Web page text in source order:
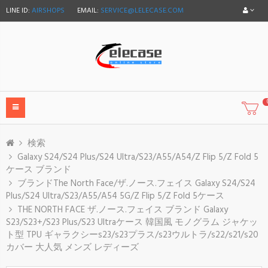
LINE ID: AIRSHOPS EMAIL: SERVICE@LELECASE.COM
検索
Galaxy S24/S24 Plus/S24 Ultra/S23/A55/A54/Z Flip 5/Z Fold 5
ケース ブランド
ブランドThe North Face/ザ.ノース.フェイス Galaxy S24/S24
Plus/S24 Ultra/S23/A55/A54 5G/Z Flip 5/Z Fold 5ケース
THE NORTH FACE ザ.ノース.フェイス ブランド Galaxy
S23/S23+/S23 Plus/S23 Ultraケース 韓国風 モノグラム ジャケッ
ト型 TPU ギャラクシーs23/s23プラス/s23ウルトラ/s22/s21/s20
カバー 大人気 メンズ レディーズ